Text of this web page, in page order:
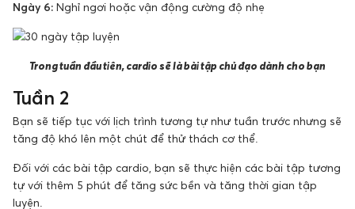
Ngày 6: Nghỉ ngơi hoặc vận động cường độ nhẹ
Trong tuần đầu tiên, cardio sẽ là bài tập chủ đạo dành cho bạn
Tuần 2
Bạn sẽ tiếp tục với lịch trình tương tự như tuần trước nhưng sẽ
tăng độ khó lên một chút để thử thách cơ thể.
Đối với các bài tập cardio, bạn sẽ thực hiện các bài tập tương
tự với thêm 5 phút để tăng sức bền và tăng thời gian tập
luyện.